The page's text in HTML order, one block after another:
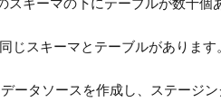
スキーマとテーブルがあります。
ータソースを作成し、ステージ